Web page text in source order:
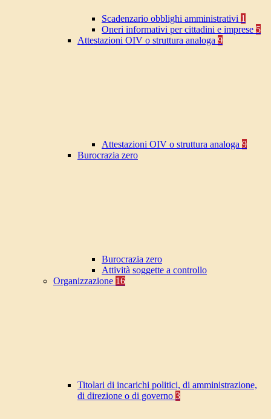
Scadenzario obblighi amministrativi 1
Oneri informativi per cittadini e imprese 5
Attestazioni OIV o struttura analoga 9
Attestazioni OIV o struttura analoga 9
Burocrazia zero
Burocrazia zero
Attività soggette a controllo
Organizzazione 16
Titolari di incarichi politici, di amministrazione,
di direzione o di governo 3